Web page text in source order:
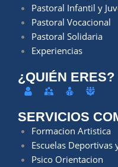
Pastoral Infantil y
Pastoral Vocacional
Pastoral Solidaria
Experiencias
¿QUIÉN ERES?
SERVICIOS
Formacion Artistica
Escuelas Deportivas
Psico Orientacion